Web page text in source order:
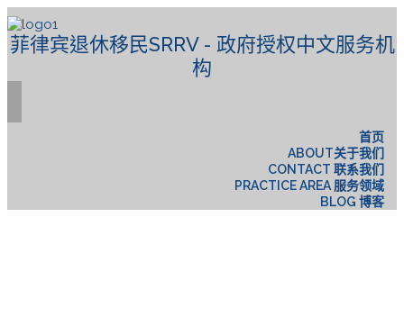
菲律宾退休移民SRRV - 政府授权中文服务机
构
首页
ABOUT关于我们
CONTACT 联系我们
PRACTICE AREA 服务领域
BLOG 博客